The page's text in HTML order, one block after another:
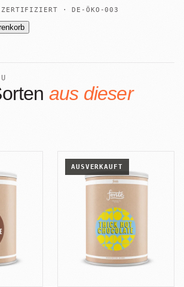
ZERTIFIZIERT · DE-ÖKO-003
aus dieser
AUSVERKAUFT